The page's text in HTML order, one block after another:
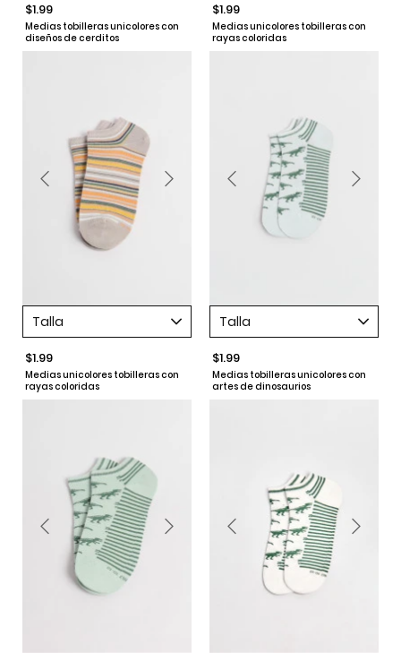
$1.99
Medias tobilleras unicolores con
diseños de cerditos
$1.99
Medias unicolores tobilleras con
rayas coloridas
Talla
$1.99
Medias unicolores tobilleras con
rayas coloridas
Talla
$1.99
Medias tobilleras unicolores con
artes de dinosaurios